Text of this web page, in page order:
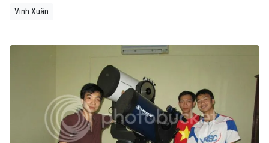
Vinh Xuân